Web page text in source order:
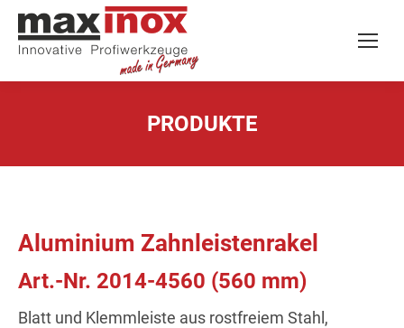
PRODUKTE
Aluminium Zahnleistenrakel
Art.-Nr. 2014-4560 (560 mm)
Blatt und Klemmleiste aus rostfreiem Stahl,